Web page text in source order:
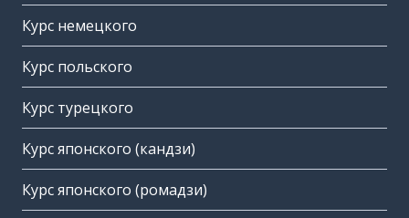
Курс немецкого
Курс польского
Курс турецкого
Курс японского (кандзи)
Курс японского (ромадзи)